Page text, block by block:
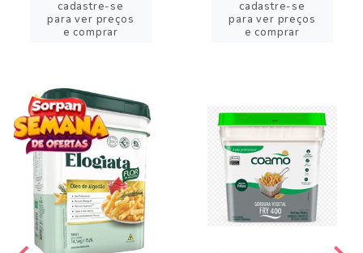
cadastre-se
para ver preços
e comprar
cadastre-se
para ver preços
e comprar